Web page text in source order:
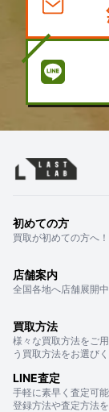
初めての方
買取が初めての方へ！
店舗案内
全国各地へ店舗展開中
買取方法
様々な買取方法をご
う買取方法をお選びく
LINE査定
手軽に素早く査定可
登録方法や査定方法を